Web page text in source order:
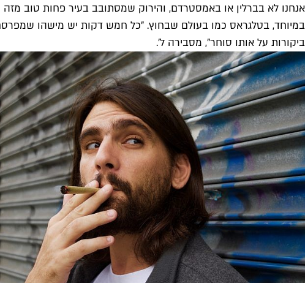
אנחנו לא בברלין או באמסטרדם, והירוק שמסתובב בעיר פחות טוב
במיוחד, בטלגראס כמו בעולם שבחוץ. "כל חמש דקות יש מישהו
ביקורות על אותו סוחר", מסבירה ל'.